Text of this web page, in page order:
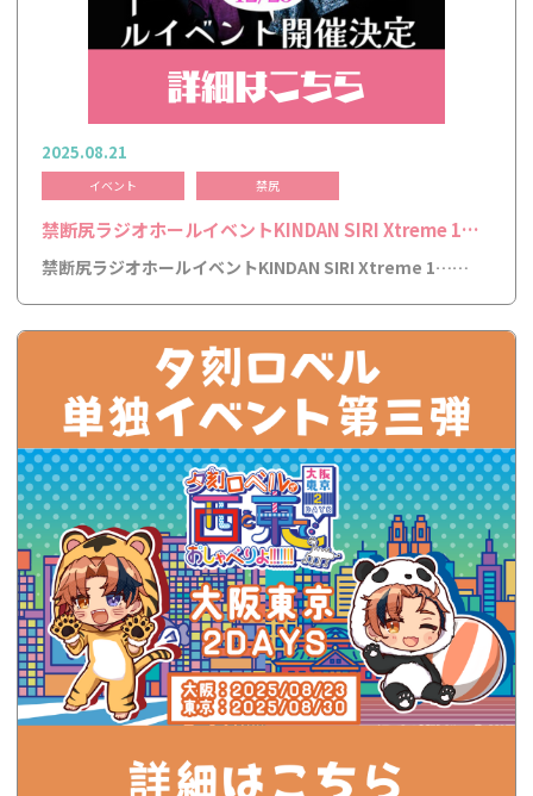
2025.08.21
イベント 禁尻
禁断尻ラジオホールイベントKINDAN SIRI Xtreme 1…
禁断尻ラジオホールイベントKINDAN SIRI Xtreme 1……